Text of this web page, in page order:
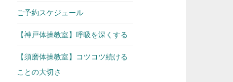
ご予約スケジュール
【神戸体操教室】呼吸を深くする
【須磨体操教室】コツコツ続ける
ことの大切さ